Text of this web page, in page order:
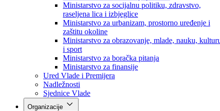
Ministarstvo za privredu
Ministarstvo za pravosuđe, upravu i radne odnose
Ministarstvo za unutrašnje poslove
Ministarstvo za socijalnu politiku, zdravstvo,
raseljena lica i izbjeglice
Ministarstvo za urbanizam, prostorno uređenje i
zaštitu okoline
Ministarstvo za obrazovanje, mlade, nauku,
i sport
Ministarstvo za boračka pitanja
Ministarstvo za finansije
Ured Vlade i Premijera